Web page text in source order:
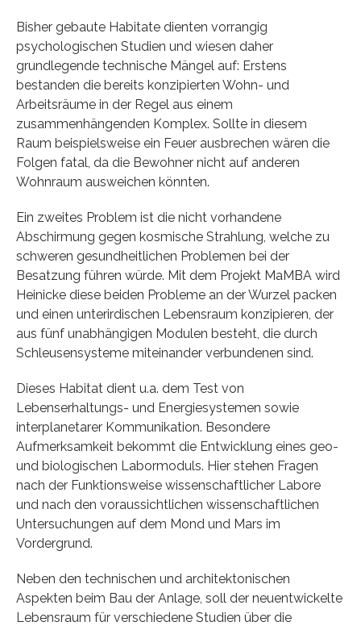
Bisher gebaute Habitate dienten vorrangig
psychologischen Studien und wiesen daher
grundlegende technische Mängel auf: Erstens
bestanden die bereits konzipierten Wohn- und
Arbeitsräume in der Regel aus einem
zusammenhängenden Komplex. Sollte in diesem
Raum beispielsweise ein Feuer ausbrechen wären die
Folgen fatal, da die Bewohner nicht auf anderen
Wohnraum ausweichen könnten.
Ein zweites Problem ist die nicht vorhandene
Abschirmung gegen kosmische Strahlung, welche zu
schweren gesundheitlichen Problemen bei der
Besatzung führen würde. Mit dem Projekt MaMBA wird
Heinicke diese beiden Probleme an der Wurzel packen
und einen unterirdischen Lebensraum konzipieren, der
aus fünf unabhängigen Modulen besteht, die durch
Schleusensysteme miteinander verbundenen sind.
Dieses Habitat dient u.a. dem Test von
Lebenserhaltungs- und Energiesystemen sowie
interplanetarer Kommunikation. Besondere
Aufmerksamkeit bekommt die Entwicklung eines geo-
und biologischen Labormoduls. Hier stehen Fragen
nach der Funktionsweise wissenschaftlicher Labore
und nach den voraussichtlichen wissenschaftlichen
Untersuchungen auf dem Mond und Mars im
Vordergrund.
Neben den technischen und architektonischen
Aspekten beim Bau der Anlage, soll der neuentwickelte
Lebensraum für verschiedene Studien über die